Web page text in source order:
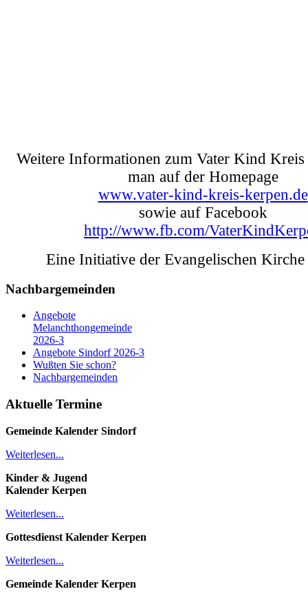
Weitere Informationen zum Vater Kind
man auf der Homepage
www.vater-kind-kreis-kerpen.de
sowie auf Facebook
http://www.fb.com/
Eine Initiative der Evangelischen
Nachbargemeinden
Angebote
Melanchthongemeinde
2026-3
Angebote Sindorf 2026-3
Wußten Sie schon?
Nachbargemeinden
Aktuelle Termine
Gemeinde Kalender Sindorf
Weiterlesen...
Kinder & Jugend
Kalender Kerpen
Weiterlesen...
Gottesdienst Kalender Kerpen
Weiterlesen...
Gemeinde Kalender Kerpen